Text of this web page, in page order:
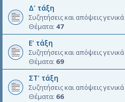
Δ' τάξη
Συζητήσεις και απόψεις
Θέματα: 47
Ε' τάξη
Συζητήσεις και απόψεις
Θέματα: 69
ΣΤ' τάξη
Συζητήσεις και απόψεις
Θέματα: 66